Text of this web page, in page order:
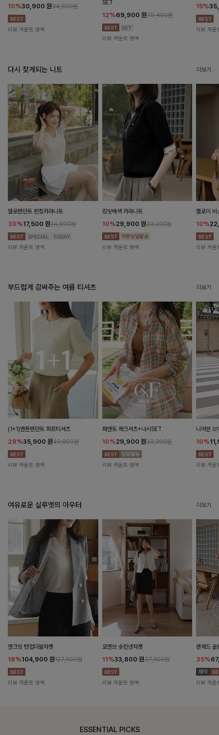
10%30,900 원34,300원
리뷰 카운트 영역
SET
12%69,900 원79,400원
리뷰 카운트 영역
15%
리뷰 카운
다시 찾게되는 니트 더보기
델로펜던트 펀칭카라니트
30%17,500 원24,900원
리뷰 카운트 영역
킹밋배색 카라니트
10%29,900 원33,200원
리뷰 카운트 영역
캘로이 비
10%
리뷰 카운
부드럽게 감싸주는 여름 티셔츠 더보기
(1+1)앤튼펜던트 퍼프티셔츠
28%35,900 원49,800원
리뷰 카운트 영역
파앤트 체크셔츠+나시SET
10%29,900 원33,200원
리뷰 카운트 영역
니어븐 브
10%
리뷰 카운
여유로운 실루엣의 아우터 더보기
엔크릿 턴업더블자켓
18%104,900 원127,900원
리뷰 카운트 영역
로엔브 숏린넨자켓
11%33,800 원37,900원
리뷰 카운트 영역
렌체드
35%
리뷰 카운
ESSENTIAL PICKS